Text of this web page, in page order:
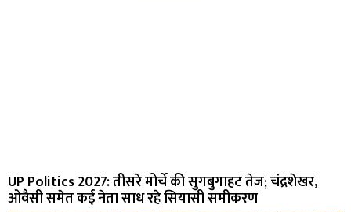
UP Politics 2027: तीसरे मोर्चे की सुगबुगाहट तेज; चंद्रशेखर,
ओवैसी समेत कई नेता साध रहे सियासी समीकरण